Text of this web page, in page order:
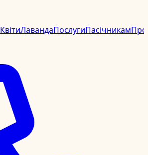
КвітиЛавандаПослугиПасічникамПро